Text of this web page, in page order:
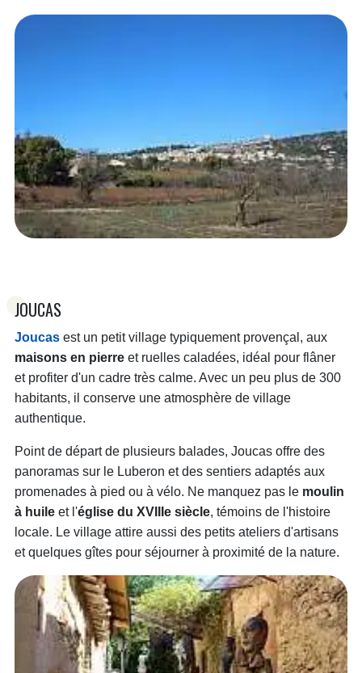
JOUCAS
Joucasest un petit village typiquement provençal, aux
maisons en pierreet ruelles caladées, idéal pour flâner
et profiter d'un cadre très calme. Avec un peu plus de 300
habitants, il conserve une atmosphère de village
authentique.
Point de départ de plusieurs balades, Joucas offre des
panoramas sur le Luberon et des sentiers adaptés aux
promenades à pied ou à vélo. Ne manquez pas le moulin
à huileet l'église du XVIIIe siècle, témoins de l'histoire
locale. Le village attire aussi des petits ateliers d'artisans
et quelques gîtes pour séjourner à proximité de la nature.